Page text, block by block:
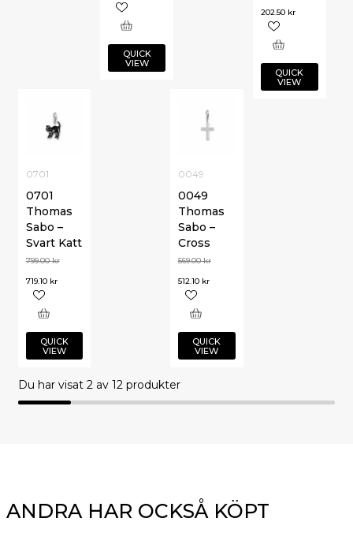
QUICK
VIEW
202.50 kr
QUICK
VIEW
0701
0701
Thomas
Sabo –
Svart Katt
799.00kr
719.10 kr
QUICK
VIEW
0049
0049
Thomas
Sabo –
Cross
569.00kr
512.10 kr
QUICK
VIEW
Du har visat 2av 12 produkter
ANDRA HAR OCKSÅ KÖPT